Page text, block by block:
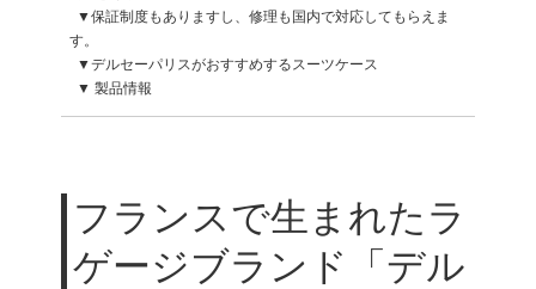
保証制度もありますし、修理も国内で対応してもらえま
す。
デルセーパリスがおすすめするスーツケース
製品情報
フランスで生まれたラ
ゲージブランド「デル